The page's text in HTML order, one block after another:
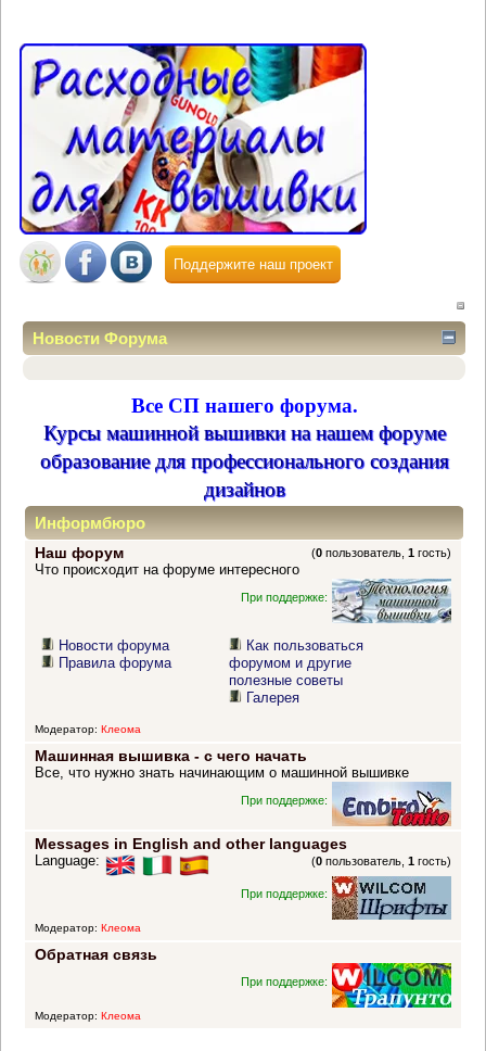
Поддержите наш проект
Новости Форума
Все СП нашего форума.
Курсы машинной вышивки на нашем форуме
образование для профессионального создания
дизайнов
Информбюро
Наш форум (0 пользователь,1 гость)
Что происходит на форуме интересного
При поддержке:
Новости форума
Правила форума
Как пользоваться
форумом и другие
полезные советы
Галерея
Модератор: Клеома
Машинная вышивка - с чего начать
Все, что нужно знать начинающим о машинной вышивке
При поддержке:
Messages in English and other languages
(0 пользователь,1 гость)
Language:
При поддержке:
Модератор: Клеома
Обратная связь
При поддержке:
Модератор: Клеома